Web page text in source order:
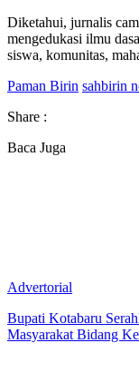
Diketahui, jurnalis
mengedukasi ilmu
siswa, komunitas,
Paman Birin sahbirin
Share :
Baca Juga
Advertorial
Bupati Kotabaru
Masyarakat Bidang